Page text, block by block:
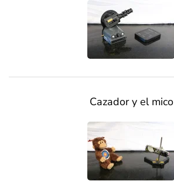
Cazador y el mico